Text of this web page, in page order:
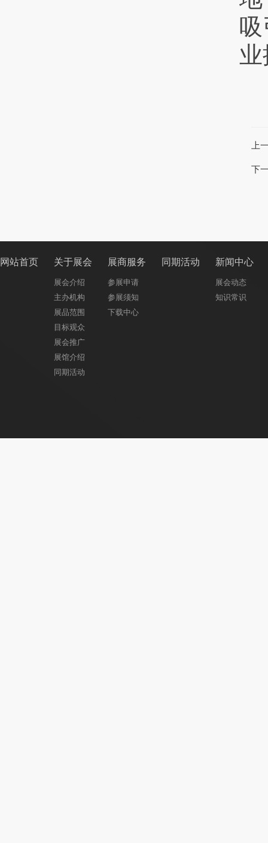
上
下
网站首页 关于展会
展会介绍
主办机构
展品范围
目标观众
展会推广
展馆介绍
同期活动
展商服务
参展申请
参展须知
下载中心
同期活动 新闻中心
展会动态
知识常识